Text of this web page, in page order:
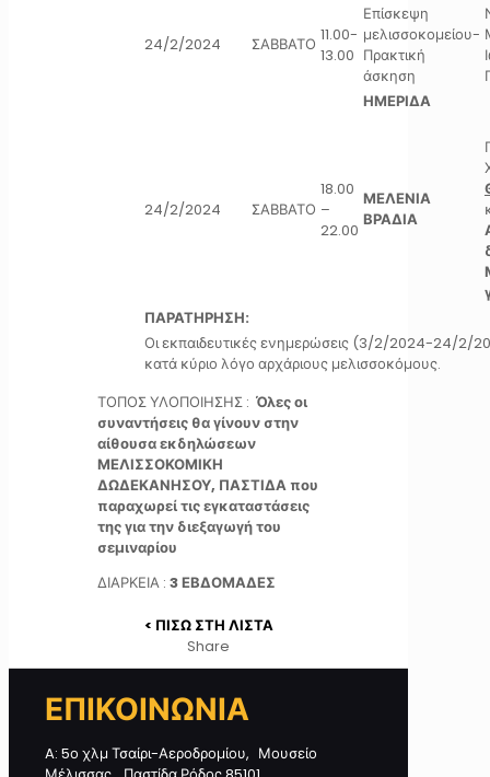
24/2/2024 ΣΑΒΒΑΤΟ 11.00-
13.00
Επίσκεψη
μελισσοκομείου-
Πρακτική
άσκηση
ΗΜΕΡΙΔΑ
24/2/2024 ΣΑΒΒΑΤΟ
18.00
–
22.00
ΜΕΛΕΝΙΑ
ΒΡΑΔΙΑ
ΠΑΡΑΤΗΡΗΣΗ:
Οι εκπαιδευτικές ενημερώσεις (3/2/2024-24/2/
κατά κύριο λόγο αρχάριους μελισσοκόμους.
ΤΟΠΟΣ ΥΛΟΠΟΙΗΣΗΣ : Όλες οι
συναντήσεις θα γίνουν στην
αίθουσα εκδηλώσεων
ΜΕΛΙΣΣΟΚΟΜΙΚΗ
ΔΩΔΕΚΑΝΗΣΟΥ, ΠΑΣΤΙΔΑ που
παραχωρεί τις εγκαταστάσεις
της για την διεξαγωγή του
σεμιναρίου
ΔΙΑΡΚΕΙΑ : 3 ΕΒΔΟΜΑΔΕΣ
< ΠΙΣΩ ΣΤΗ ΛΙΣΤΑ
Share
ΕΠΙΚΟΙΝΩΝΙΑ
A: 5ο χλμ Τσαίρι-Αεροδρομίου, Μουσείο